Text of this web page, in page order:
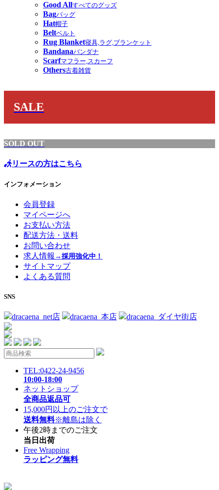
Good Allすべてのグッズ
Bagバッグ
Hat帽子
Beltベルト
Rug Blanket寝具,ラグ,ブランケット
Bandanaバンダナ
Scarfマフラー,スカーフ
Others古着雑貨
SALE
SOLD OUT
リースの方はこちら
インフォメーション
会員登録
マイページへ
お支払い方法
配送方法・送料
お問い合わせ
求人情報 →採用強化中！
サイトマップ
よくある質問
SNS
dracaena_net店 dracaena_本店 dracaena_ダイヤ街店
TEL:0422-24-9456
10:00-18:00
ネットショップ
全商品返品可
15,000円以上のご注文で
送料無料※離島は除く
午後2時までのご注文
当日出荷
Free Wrapping
ラッピング無料